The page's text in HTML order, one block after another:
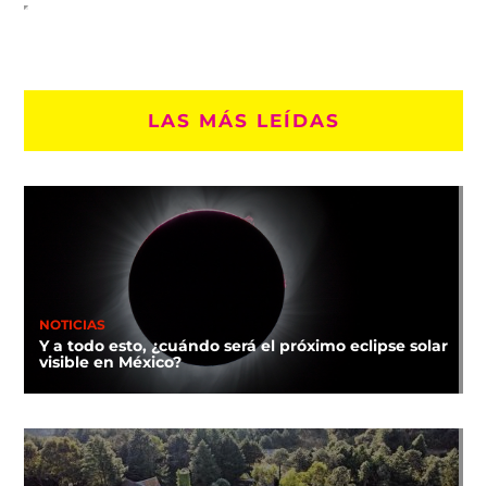
LAS MÁS LEÍDAS
NOTICIAS
Y a todo esto, ¿cuándo será el próximo eclipse solar
visible en México?